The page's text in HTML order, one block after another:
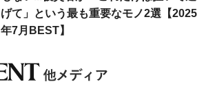
げて」という最も重要なモノ2選【2025
年7月BEST】